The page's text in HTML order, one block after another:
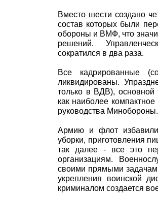
Вместо шести создано
состав которых были
обороны и ВМФ, что
решений.
сократился в два раза.
Все кадрированные
ликвидированы.
только в ВДВ), основной
как наиболее
руководства Минобороны.
Армию и флот
уборки, приготовления
так далее - все это
организациям.
своими прямыми
укрепления воинской
криминалом создается